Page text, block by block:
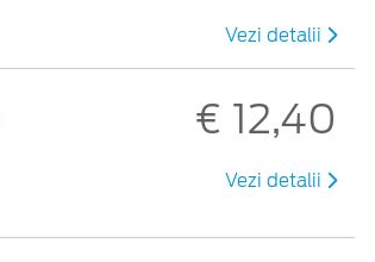
Vezi detalii
€ 12,40
Vezi detalii